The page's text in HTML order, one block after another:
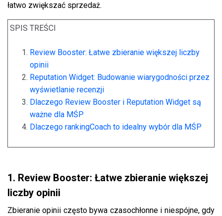
łatwo zwiększać sprzedaż.
SPIS TREŚCI
Review Booster: Łatwe zbieranie większej liczby
opinii
Reputation Widget: Budowanie wiarygodności przez
wyświetlanie recenzji
Dlaczego Review Booster i Reputation Widget są
ważne dla MŚP
Dlaczego rankingCoach to idealny wybór dla MŚP
1. Review Booster: Łatwe zbieranie większej
liczby opinii
Zbieranie opinii często bywa czasochłonne i niespójne, gdy